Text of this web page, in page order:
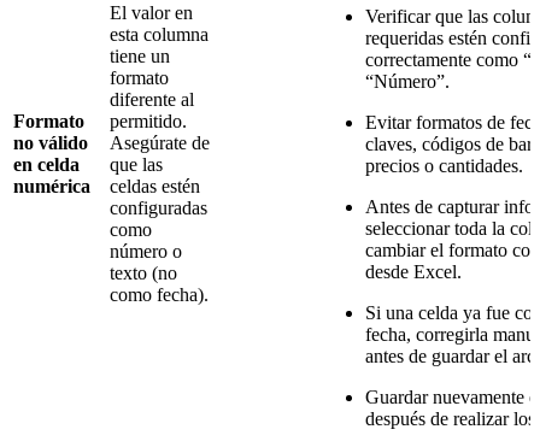
Formato
no válido
en celda
numérica
El valor en
esta columna
tiene un
formato
diferente al
permitido.
Asegúrate de
que las
celdas estén
configuradas
como
número o
texto (no
como fecha).
Verificar que las
requeridas estén
correctamente como
“Número”.
Evitar formatos de
claves, códigos de
precios o cantidades.
Antes de capturar
seleccionar toda la
cambiar el formato
desde Excel.
Si una celda ya fue
fecha, corregirla
antes de guardar el
Guardar nuevamente
después de realizar